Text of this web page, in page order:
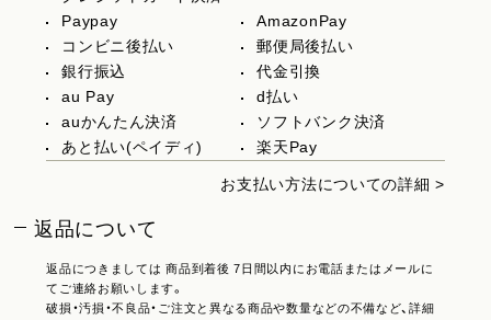
Paypay
AmazonPay
コンビニ後払い
郵便局後払い
銀行振込
代金引換
au Pay
d払い
auかんたん決済
ソフトバンク決済
あと払い(ペイディ)
楽天Pay
お支払い方法についての詳細 >
返品について
返品につきましては 商品到着後 7日間以内にお電話またはメールに
てご連絡お願いします。
破損・汚損・不良品・ご注文と異なる商品や数量などの不備など、詳細